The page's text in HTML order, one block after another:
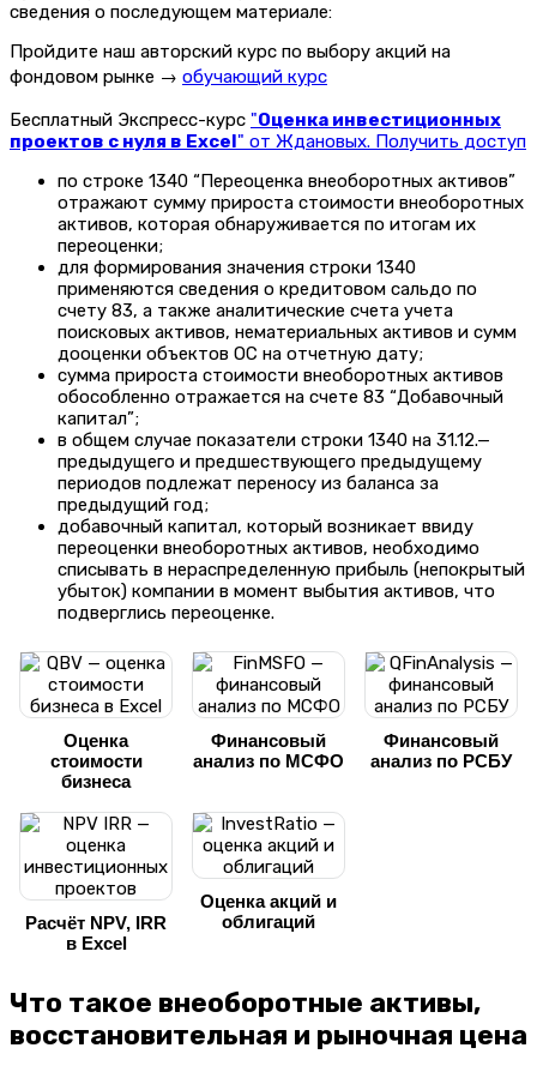
сведения о последующем материале:
Пройдите наш авторский курс по выбору акций на
фондовом рынке → обучающий курс
Бесплатный Экспресс-курс "Оценка инвестиционных
проектов с нуля в Excel" от Ждановых. Получить доступ
по строке 1340 “Переоценка внеоборотных активов”
отражают сумму прироста стоимости внеоборотных
активов, которая обнаруживается по итогам их
переоценки;
для формирования значения строки 1340
применяются сведения о кредитовом сальдо по
счету 83, а также аналитические счета учета
поисковых активов, нематериальных активов и сумм
дооценки объектов ОС на отчетную дату;
сумма прироста стоимости внеоборотных активов
обособленно отражается на счете 83 “Добавочный
капитал”;
в общем случае показатели строки 1340 на 31.12.—
предыдущего и предшествующего предыдущему
периодов подлежат переносу из баланса за
предыдущий год;
добавочный капитал, который возникает ввиду
переоценки внеоборотных активов, необходимо
списывать в нераспределенную прибыль (непокрытый
убыток) компании в момент выбытия активов, что
подверглись переоценке.
Оценка
стоимости
бизнеса
Финансовый
анализ по МСФО
Финансовый
анализ по РСБУ
Расчёт NPV, IRR
в Excel
Оценка акций и
облигаций
Что такое внеоборотные активы,
восстановительная и рыночная цена